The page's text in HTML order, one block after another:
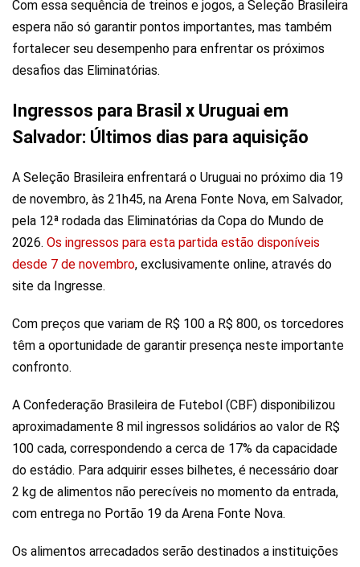
Com essa sequência de treinos e jogos, a Seleção Brasileira
espera não só garantir pontos importantes, mas também
fortalecer seu desempenho para enfrentar os próximos
desafios das Eliminatórias.
Ingressos para Brasil x Uruguai em
Salvador: Últimos dias para aquisição
A Seleção Brasileira enfrentará o Uruguai no próximo dia 19
de novembro, às 21h45, na Arena Fonte Nova, em Salvador,
pela 12ª rodada das Eliminatórias da Copa do Mundo de
2026. Os ingressos para esta partida estão disponíveis
desde 7 de novembro, exclusivamente online, através do
site da Ingresse.
Com preços que variam de R$ 100 a R$ 800, os torcedores
têm a oportunidade de garantir presença neste importante
confronto.
A Confederação Brasileira de Futebol (CBF) disponibilizou
aproximadamente 8 mil ingressos solidários ao valor de R$
100 cada, correspondendo a cerca de 17% da capacidade
do estádio. Para adquirir esses bilhetes, é necessário doar
2 kg de alimentos não perecíveis no momento da entrada,
com entrega no Portão 19 da Arena Fonte Nova.
Os alimentos arrecadados serão destinados a instituições